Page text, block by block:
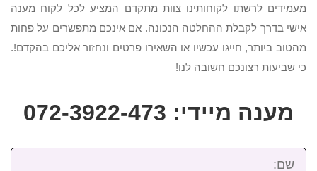
מעמידים לרשתו לקוחותינו צוות מתקדם המציע לכל לקוח מענה
אישי בדרך לקבלת ההחלטה הנכונה. אם אינכם מתפשרים על פחות
מהטוב ביותר, חייגו עכשיו או השאירו פרטים ונחזור אליכם בהקדם!.
כי שביעות רצונכם חשובה לנו!
מענה מיידי: 072-3922-473
שם: